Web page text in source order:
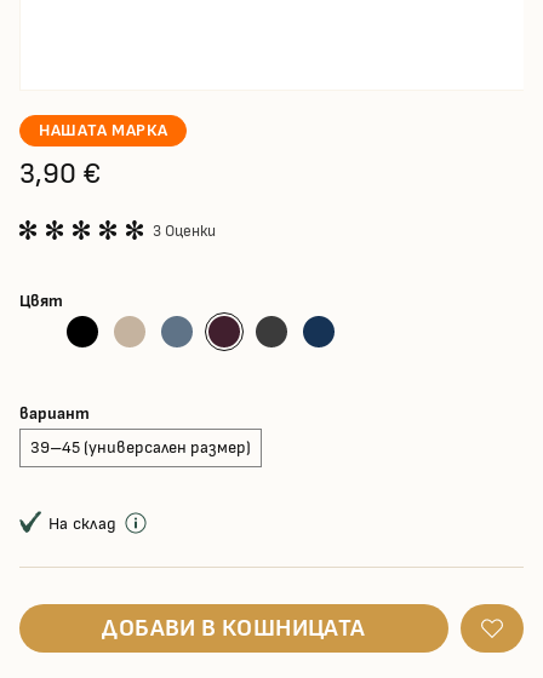
НАШАТА МАРКА
3,90 €
3 Оценки
Цвят
вариант
39–45 (универсален размер)
На склад
ДОБАВИ В КОШНИЦАТА